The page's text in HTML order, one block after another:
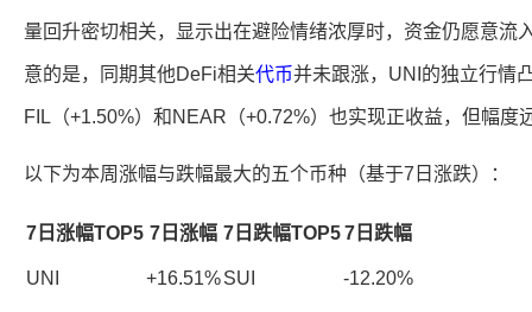
量回升密切相关，显示出在避险情绪浓厚时，资金仍愿意流
意的是，同期其他DeFi相关代币并未跟涨，UNI的独立行情
FIL（+1.50%）和NEAR（+0.72%）也实现正收益，但幅度
以下为本周涨幅与跌幅最大的五个币种（基于7日涨跌）：
7日涨幅TOP5 7日涨幅 7日跌幅TOP57日跌幅
UNI +16.51%SUI -12.20%